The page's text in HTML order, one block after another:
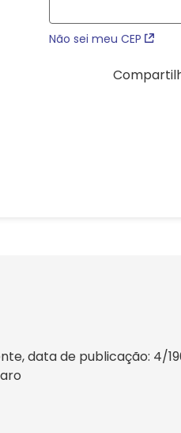
Não sei meu CEP
data de publicação: 4/